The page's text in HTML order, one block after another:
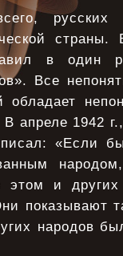
русских
страны.
в один
Все
обладает
апреле 1942
писал: «Если
этом и
показывают
народов